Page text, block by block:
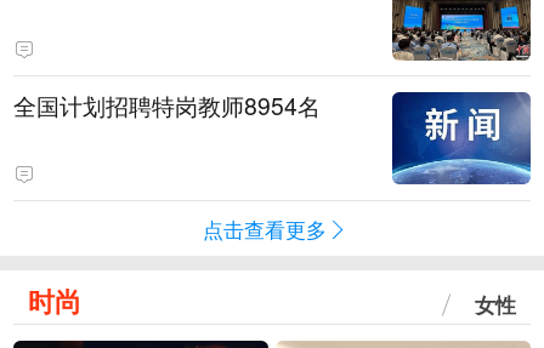
全国计划招聘特岗教师8954名
点击查看更多
时尚 女性